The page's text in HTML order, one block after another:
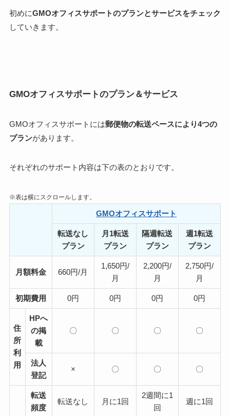
初めにGMOオフィスサポートのプランとサービスをチェック
していきます。
GMOオフィスサポートのプラン＆サービス
GMOオフィスサポートには郵便物の転送ペースにより4つの
プランがあります。
それぞれのサポート内容は下の表のとおりです。
※表は横にスクロールします。
GMOオフィスサポート
転送なし
プラン
月1転送
プラン
隔週転送
プラン
週1転送
プラン
月額料金 660円/月
1,650円/
月
2,200円/
月
2,750円/
月
初期費用 0円 0円 0円 0円
住
所
利
用
HPへ
の掲
載
〇 〇 〇 〇
法人
登記
× 〇 〇 〇
転送
頻度
転送なし 月に1回
2週間に1
回
週に1回